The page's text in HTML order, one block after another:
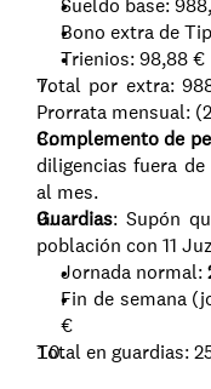
Sueldo base:
Bono extra de
Trienios: 98,88 €
Total por extra:
Prorrata mensual:
Complemento de
diligencias fuera
al mes.
Guardias: Supón
población con 11
Jornada normal:
Fin de semana
€
Total en guardias: